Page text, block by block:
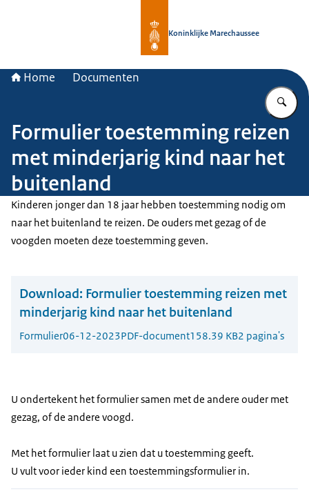
Koninklijke Marechaussee
Home Documenten
Formulier toestemming reizen
met minderjarig kind naar het
buitenland
Kinderen jonger dan 18 jaar hebben toestemming nodig om
naar het buitenland te reizen. De ouders met gezag of de
voogden moeten deze toestemming geven.
Download: Formulier toestemming reizen met
minderjarig kind naar het buitenland
Formulier06-12-2023PDF-document158.39 KB2 pagina's
U ondertekent het formulier samen met de andere ouder met
gezag, of de andere voogd.
Met het formulier laat u zien dat u toestemming geeft.
U vult voor ieder kind een toestemmingsformulier in.